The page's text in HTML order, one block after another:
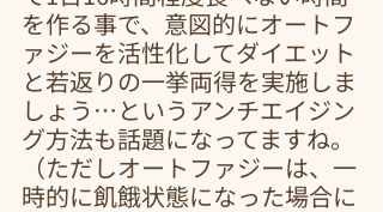
を作る事で、意図的にオートフ
ァジーを活性化してダイエット
と若返りの一挙両得を実施しま
しょう…というアンチエイジン
グ方法も話題になってますね。
（ただしオートファジーは、一
時的に飢餓状態になった場合に